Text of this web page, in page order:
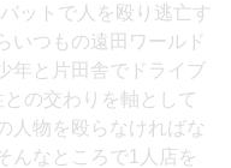
ットで人を殴り逃亡す
いつもの遠田ワールド
年と片田舎でドライブ
の交わりを軸として
人物を殴らなければな
んなところで1人店を